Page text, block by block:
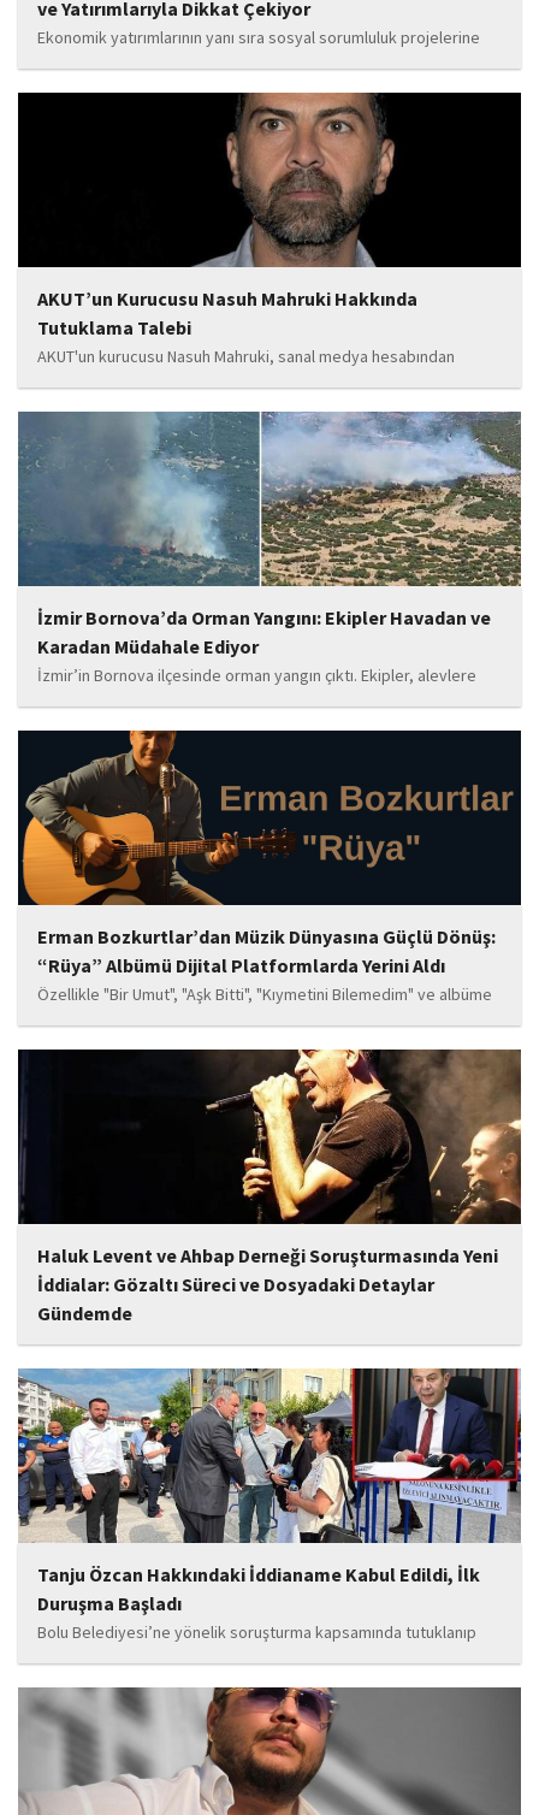
ve Yatırımlarıyla Dikkat Çekiyor
Ekonomik yatırımlarının yanı sıra sosyal sorumluluk projelerine
de önem veren Babat'ın, eğitim alanında bir lise ile iki okulun
yapımına katkı sunduğu, ayrıca Şırnak'ın çeşitli noktalarında
tamamlanan ve yapımı devam eden...
AKUT’un Kurucusu Nasuh Mahruki Hakkında
Tutuklama Talebi
AKUT'un kurucusu Nasuh Mahruki, sanal medya hesabından
yaptığı '15 Temmuz' paylaşımı nedeniyle 'Halkı kin ve düşmanlığa
tahrik veya aşağılama' suçundan gözaltına alındı. Mahruki,
tutuklama talebiyle Sulh Ceza Hakimliği'ne sevk edildi.
İzmir Bornova’da Orman Yangını: Ekipler Havadan ve
Karadan Müdahale Ediyor
İzmir’in Bornova ilçesinde orman yangın çıktı. Ekipler, alevlere
havadan ve karadan müdahale ediyor.
Erman Bozkurtlar’dan Müzik Dünyasına Güçlü Dönüş:
“Rüya” Albümü Dijital Platformlarda Yerini Aldı
Özellikle "Bir Umut", "Aşk Bitti", "Kıymetini Bilemedim" ve albüme
adını veren "Rüya" parçalarının kısa süre içerisinde öne çıkan
eserler arasında yer alması bekleniyor. Albüm, sanatçının önceki
çalışmalarına göre daha olgun,...
Haluk Levent ve Ahbap Derneği Soruşturmasında Yeni
İddialar: Gözaltı Süreci ve Dosyadaki Detaylar
Gündemde
İstanbul Cumhuriyet Başsavcılığı tarafından yürütülen ve Haluk
Levent ile kurucusu olduğu Ahbap Derneği'ni kapsadığı belirtilen
soruşturmaya ilişkin yeni iddialar gündeme geldi. Edinilen
bilgilere göre, soruşturmanın ani bir operasyonla değil, aylar...
Tanju Özcan Hakkındaki İddianame Kabul Edildi, İlk
Duruşma Başladı
Bolu Belediyesi’ne yönelik soruşturma kapsamında tutuklanıp
belediye başkanlığı görevinden uzaklaştırılan Tanju Özcan’ın da
aralarında bulunduğu 6’sı tutuklu 19 sanığın yargılandığı dava
başladı.